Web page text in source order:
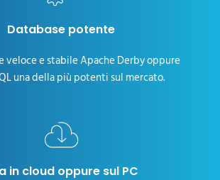
Database potente
veloce e stabile Apache Derby oppure
una della più potenti sul mercato.
in cloud oppure sul PC